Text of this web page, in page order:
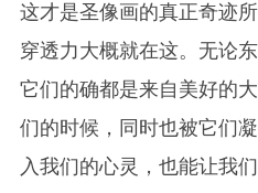
这才是圣像画的真正奇迹
穿透力大概就在这。无论
它们的确都是来自美好的
们的时候，同时也被它们
入我们的心灵，也能让我